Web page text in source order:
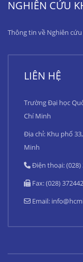
NGHIÊN CỨU
Thông tin về Nghiên
LIÊN HỆ
Trường Đại học
Chí Minh
Địa chỉ: Khu phố
Minh
Điện thoại: (028)
Fax: (028)
Email: